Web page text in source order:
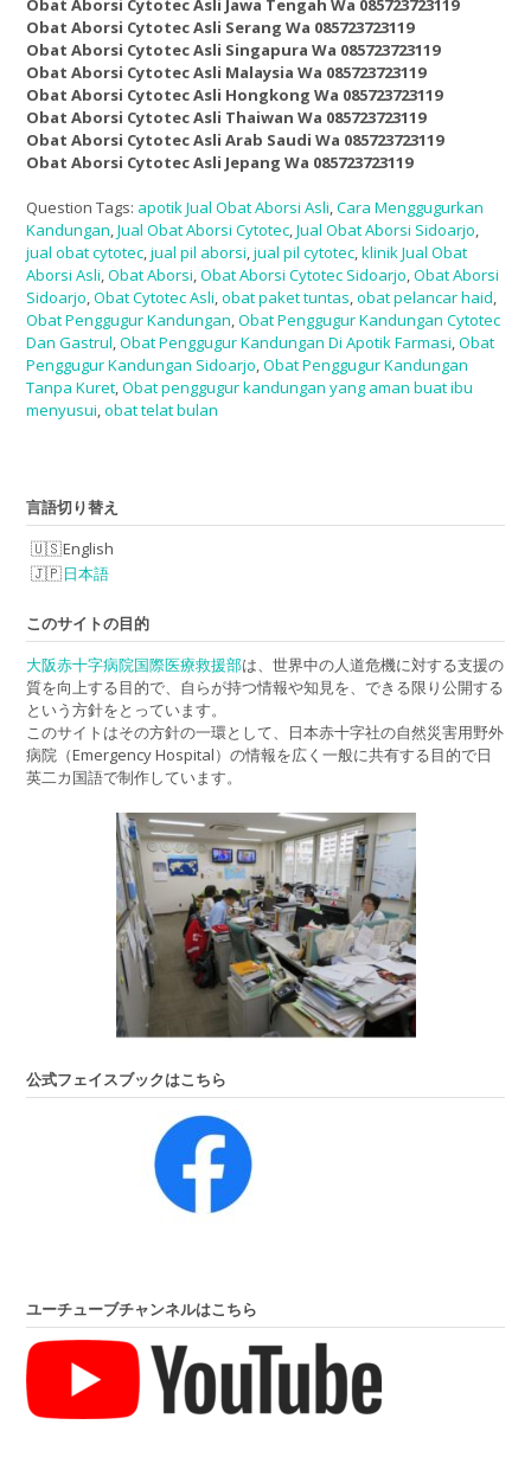
Obat Aborsi Cytotec Asli Serang Wa 085723723119
Obat Aborsi Cytotec Asli Singapura Wa 085723723119
Obat Aborsi Cytotec Asli Malaysia Wa 085723723119
Obat Aborsi Cytotec Asli Hongkong Wa 085723723119
Obat Aborsi Cytotec Asli Thaiwan Wa 085723723119
Obat Aborsi Cytotec Asli Arab Saudi Wa 085723723119
Obat Aborsi Cytotec Asli Jepang Wa 085723723119
Question Tags: apotik Jual Obat Aborsi Asli,Cara Menggugurkan
Kandungan,Jual Obat Aborsi Cytotec,Jual Obat Aborsi Sidoarjo,
jual obat cytotec,jual pil aborsi,jual pil cytotec,klinik Jual Obat
Aborsi Asli,Obat Aborsi,Obat Aborsi Cytotec Sidoarjo,Obat Aborsi
Sidoarjo,Obat Cytotec Asli,obat paket tuntas,obat pelancar haid,
Obat Penggugur Kandungan,Obat Penggugur Kandungan Cytotec
Dan Gastrul,Obat Penggugur Kandungan Di Apotik Farmasi,Obat
Penggugur Kandungan Sidoarjo,Obat Penggugur Kandungan
Tanpa Kuret,Obat penggugur kandungan yang aman buat ibu
menyusui,obat telat bulan
言語切り替え
English
日本語
このサイトの目的
大阪赤十字病院国際医療救援部は、世界中の人道危機に対する支援の
質を向上する目的で、自らが持つ情報や知見を、できる限り公開する
という方針をとっています。
このサイトはその方針の一環として、日本赤十字社の自然災害用野外
病院（Emergency Hospital）の情報を広く一般に共有する目的で日
英二カ国語で制作しています。
公式フェイスブックはこちら
ユーチューブチャンネルはこちら